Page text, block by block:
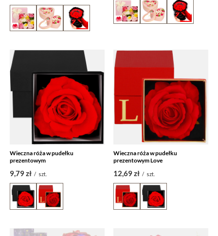
Wieczna róża w pudełku
prezentowym
9,79 zł / szt.
Wieczna róża w pudełku
prezentowym Love
12,69 zł / szt.